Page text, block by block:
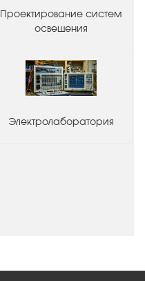
Проектирование систем
освещения
Электролаборатория